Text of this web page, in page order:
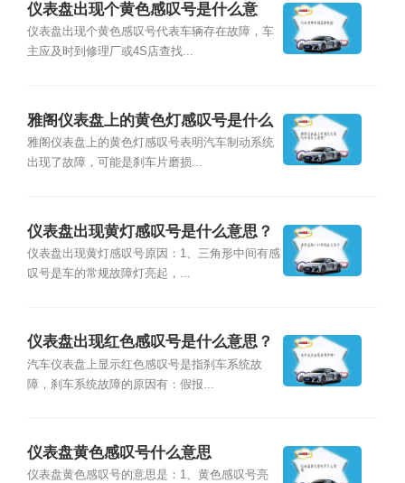
仪表盘出现个黄色感叹号是什么意
思？
仪表盘出现个黄色感叹号代表车辆存在故障，车
主应及时到修理厂或4S店查找...
雅阁仪表盘上的黄色灯感叹号是什么
意思？
雅阁仪表盘上的黄色灯感叹号表明汽车制动系统
出现了故障，可能是刹车片磨损...
仪表盘出现黄灯感叹号是什么意思？
仪表盘出现黄灯感叹号原因：1、三角形中间有感
叹号是车的常规故障灯亮起，...
仪表盘出现红色感叹号是什么意思？
汽车仪表盘上显示红色感叹号是指刹车系统故
障，刹车系统故障的原因有：假报...
仪表盘黄色感叹号什么意思
仪表盘黄色感叹号的意思是：1、黄色感叹号亮